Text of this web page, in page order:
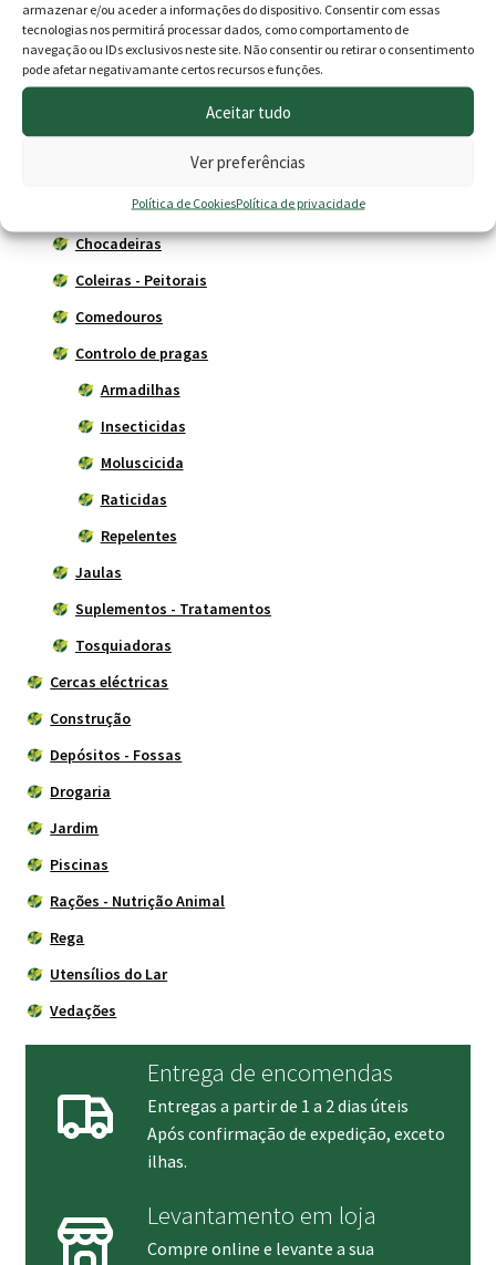
armazenar e/ou aceder a informações do dispositivo. Consentir com essas
tecnologias nos permitirá processar dados, como comportamento de
navegação ou IDs exclusivos neste site. Não consentir ou retirar o consentimento
pode afetar negativamante certos recursos e funções.
Aceitar tudo
Ver preferências
Política de CookiesPolítica de privacidade
Produtos
Agricultura
Anti-parasitas
Bebedouros
Chocadeiras
Coleiras - Peitorais
Comedouros
Controlo de pragas
Armadilhas
Insecticidas
Moluscicida
Raticidas
Repelentes
Jaulas
Suplementos - Tratamentos
Tosquiadoras
Cercas eléctricas
Construção
Depósitos - Fossas
Drogaria
Jardim
Piscinas
Rações - Nutrição Animal
Rega
Utensílios do Lar
Vedações
Entrega de encomendas
Entregas a partir de 1 a 2 dias úteis
Após confirmação de expedição, exceto
ilhas.
Levantamento em loja
Compre online e levante a sua